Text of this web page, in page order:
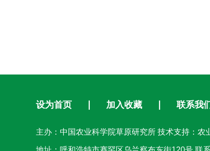
设为首页 加入收藏 联系我
主办：中国农业科学院草原研究所 技术支持：农